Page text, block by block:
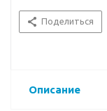
Поделиться
Описание